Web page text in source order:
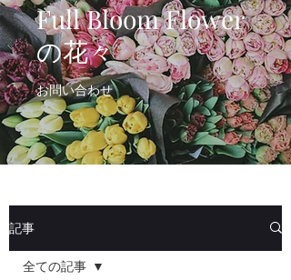
Full Bloom Flower
の花々
お問い合わせ
記事
全ての記事